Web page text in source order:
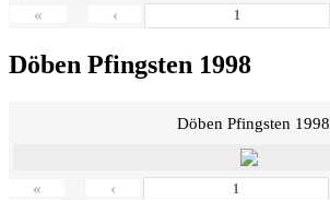
« ‹
Döben Pfingsten 1998
Döben Pfingsten 1998
« ‹